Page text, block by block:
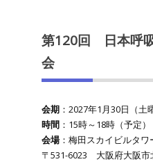
第120回 日本呼
会
会期 ：2027年1月30日（土
時間 ：15時～18時（予定）
会場：梅田スカイビルタワ
〒531-6023 大阪府大阪市